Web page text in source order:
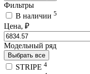
Фильтры
В наличии 5
Цена, ₽
Модельный ряд
Выбрать все
STRIPE 4